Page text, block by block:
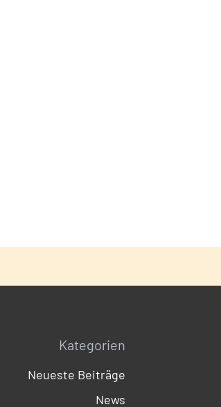
Kategorien
Neueste Beiträge
News